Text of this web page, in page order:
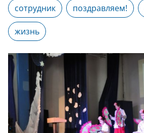
сотрудник поздравляем!
жизнь